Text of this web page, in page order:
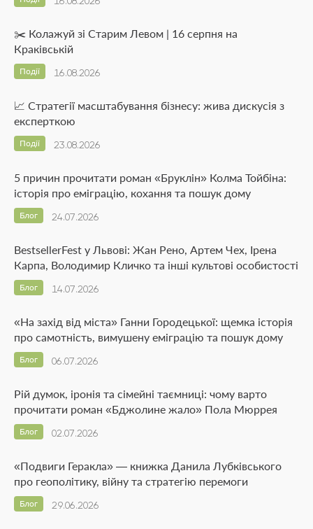
✂️ Колажуй зі Старим Левом | 16 серпня на
Краківській
16.08.2026
Події
📈 Стратегії масштабування бізнесу: жива дискусія з
експерткою
23.08.2026
Події
5 причин прочитати роман «Бруклін» Колма Тойбіна:
історія про еміграцію, кохання та пошук дому
24.07.2026
Блог
BestsellerFest у Львові: Жан Рено, Артем Чех, Ірена
Карпа, Володимир Кличко та інші культові особистості
14.07.2026
Блог
«На захід від міста» Ганни Городецької: щемка історія
про самотність, вимушену еміграцію та пошук дому
06.07.2026
Блог
Рій думок, іронія та сімейні таємниці: чому варто
прочитати роман «Бджолине жало» Пола Мюррея
02.07.2026
Блог
«Подвиги Геракла» — книжка Данила Лубківського
про геополітику, війну та стратегію перемоги
29.06.2026
Блог